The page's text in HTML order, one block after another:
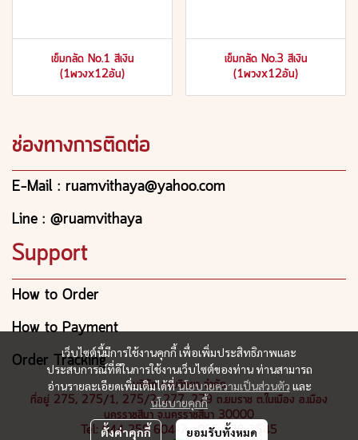
เข็มกลัด No.1 สีเงิน
(1พวงx12อัน)
เข็มกลัด No.3 สีเงิน
(1พวงx12อัน)
เว็บไซต์นี้มีการใช้งานคุกกี้ เพื่อเพิ่มประสิทธิภาพและ
ประสบการณ์ที่ดีในการใช้งานเว็บไซต์ของท่าน ท่านสามารถ
อ่านรายละเอียดเพิ่มเติมได้ที่นโยบายความเป็นส่วนตัว และ
นโยบายคุกกี้
ตั้งค่าคุกกี้ ยอมรับทั้งหมด
ช่องทางการติดต่อ
E-Mail : ruamvithaya@yahoo.com
Line : @ruamvithaya
Support
How to Order
How to Payment
Order Tracking
บริษัท รวมวิทยา จำกัด
ที่อยู่ 275, 275/1, 275/2, 277, 279 ถ.ยมราช ต.ในเมือง อ.เมือง
นครราชสีมา จ.นครราชสีมา 30000
Tel: 044 259 604-7 , 065 928 3545